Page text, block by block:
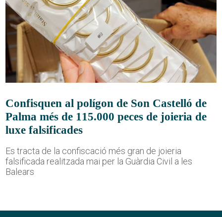
Confisquen al polígon de Son Castelló de
Palma més de 115.000 peces de joieria de
luxe falsificades
Es tracta de la confiscació més gran de joieria
falsificada realitzada mai per la Guàrdia Civil a les
Balears